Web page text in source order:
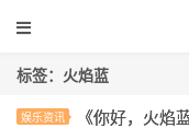
标签：火焰蓝
娱乐资讯
《你好，火焰